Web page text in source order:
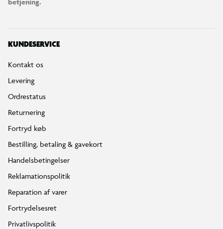
KUNDESERVICE
Kontakt os
Levering
Ordrestatus
Returnering
Fortryd køb
Bestilling, betaling & gavekort
Handelsbetingelser
Reklamationspolitik
Reparation af varer
Fortrydelsesret
Privatlivspolitik